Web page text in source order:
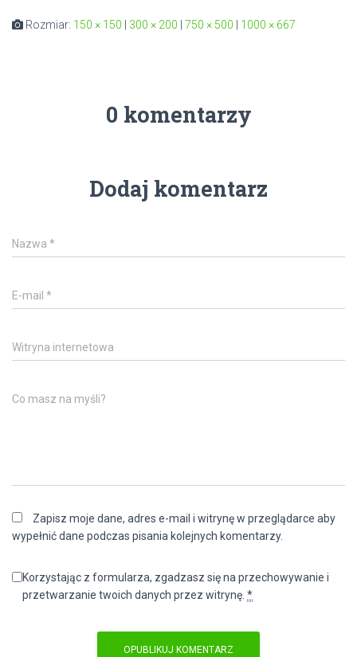
Rozmiar: 150 × 150 300 × 200 750 × 500 1000 × 667
0 komentarzy
Dodaj komentarz
Nazwa *
E-mail *
Witryna internetowa
Co masz na myśli?
Zapisz moje dane, adres e-mail i witrynę w przeglądarce aby
wypełnić dane podczas pisania kolejnych komentarzy.
Korzystając z formularza, zgadzasz się na przechowywanie i
przetwarzanie twoich danych przez witrynę. *